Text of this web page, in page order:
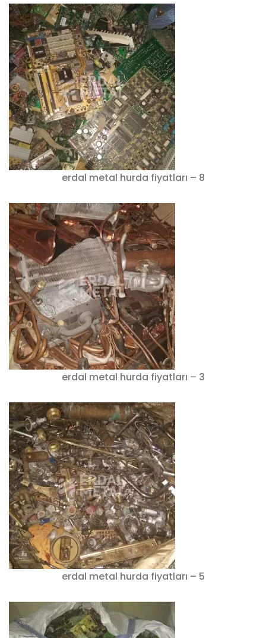
erdal metal hurda fiyatları – 8
erdal metal hurda fiyatları – 3
erdal metal hurda fiyatları – 5